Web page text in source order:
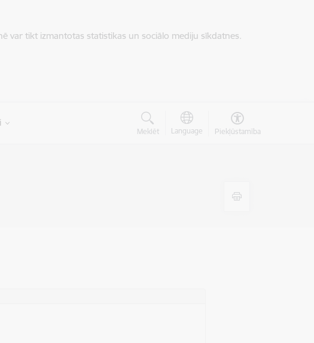
var tikt izmantotas statistikas un sociālo mediju sīkdatnes.
Meklēt Language Piekļūstamība